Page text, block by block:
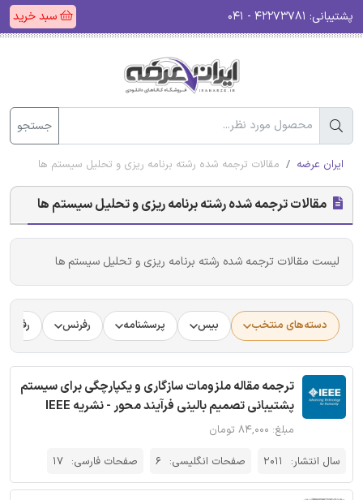
پشتیبانی: سبد خرید
جستجو
ایران عرضه مقالات ترجمه شده رشته برنامه ریزی و تحلیل سیستم ها
مقالات ترجمه شده رشته برنامه ریزی و تحلیل سیستم ها
لیست مقالات ترجمه شده رشته برنامه ریزی و تحلیل سیستم ها
دسته‌های منتخب بیس پرسشنامه رفرنس
ترجمه مقاله ملزومات سازگاری و یکپارچگی برای سیستم
پشتیبانی تصمیم بالینی فرآیند محور - نشریه IEEE
مبلغ: ۸۴,۰۰۰ تومان
سال انتشار:
2011 صفحات انگلیسی: 6 صفحات فارسی: 17